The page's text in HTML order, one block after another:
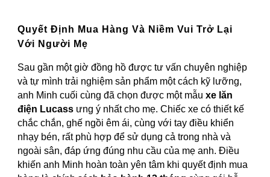
Quyết Định Mua Hàng Và Niềm Vui Trở Lại
Với Người Mẹ
Sau gần một giờ đồng hồ được tư vấn chuyên nghiệp
và tự mình trải nghiệm sản phẩm một cách kỹ lưỡng,
anh Minh cuối cùng đã chọn được một mẫuxe lăn
điện Lucass ưng ý nhất cho mẹ. Chiếc xe có thiết kế
chắc chắn, ghế ngồi êm ái, cùng với tay điều khiển
nhạy bén, rất phù hợp để sử dụng cả trong nhà và
ngoài sân, đáp ứng đúng nhu cầu của mẹ anh. Điều
khiến anh Minh hoàn toàn yên tâm khi quyết định mua